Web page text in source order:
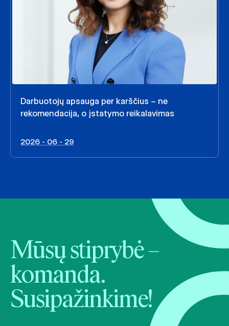
Darbuotojų apsauga per karščius – ne
rekomendacija, o įstatymo reikalavimas
2026 - 06 - 29
Mūsų stiprybė –
komanda.
Susipažinkime!